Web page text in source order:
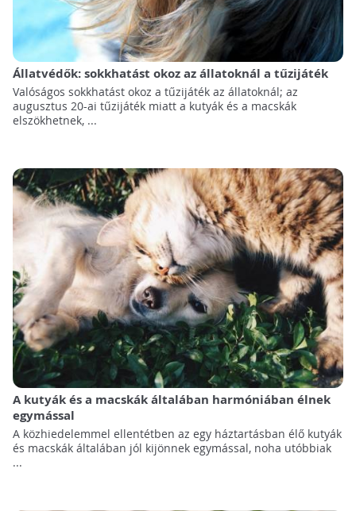
Állatvédők: sokkhatást okoz az állatoknál a tűzijáték
Valóságos sokkhatást okoz a tűzijáték az állatoknál; az
augusztus 20-ai tűzijáték miatt a kutyák és a macskák
elszökhetnek, ...
A kutyák és a macskák általában harmóniában élnek
egymással
A közhiedelemmel ellentétben az egy háztartásban élő kutyák
és macskák általában jól kijönnek egymással, noha utóbbiak
...